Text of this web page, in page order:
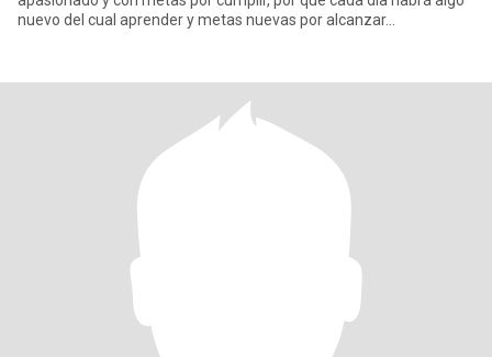
nuevo del cual aprender y metas nuevas por alcanzar...